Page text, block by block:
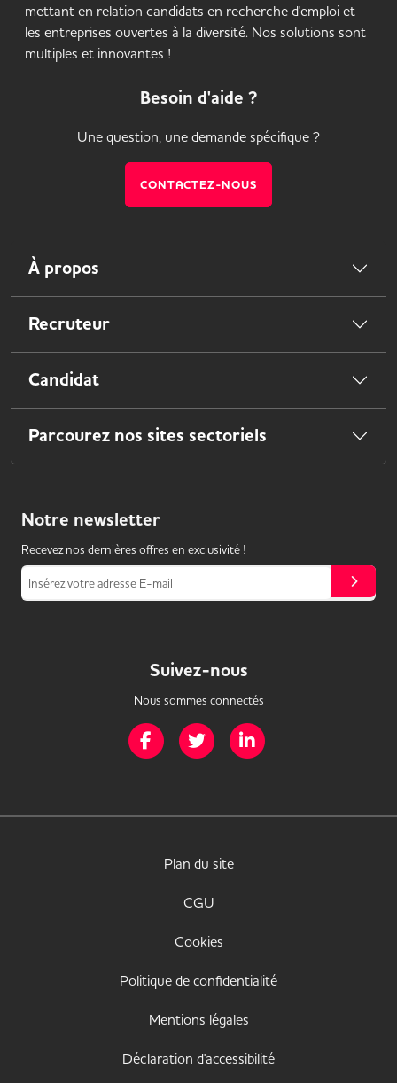
mettant en relation candidats en recherche d'emploi et
les entreprises ouvertes à la diversité. Nos solutions sont
multiples et innovantes !
Besoin d'aide ?
Une question, une demande spécifique ?
CONTACTEZ-NOUS
À propos
Recruteur
Candidat
Parcourez nos sites sectoriels
Notre newsletter
Recevez nos dernières offres en exclusivité !
Insérez votre adresse E-mail
Suivez-nous
Nous sommes connectés
Page Facebook de Mission Handicap
Page Twitter de Mission Handicap
Plan du site
CGU
Cookies
Politique de confidentialité
Mentions légales
Déclaration d'accessibilité